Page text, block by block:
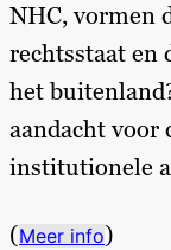
NHC, vormen
rechtsstaat en
het
aandacht voor
institutionele
(Meer info)